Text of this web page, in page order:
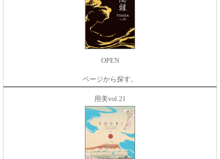
OPEN
ページから探す。
用美vol.21